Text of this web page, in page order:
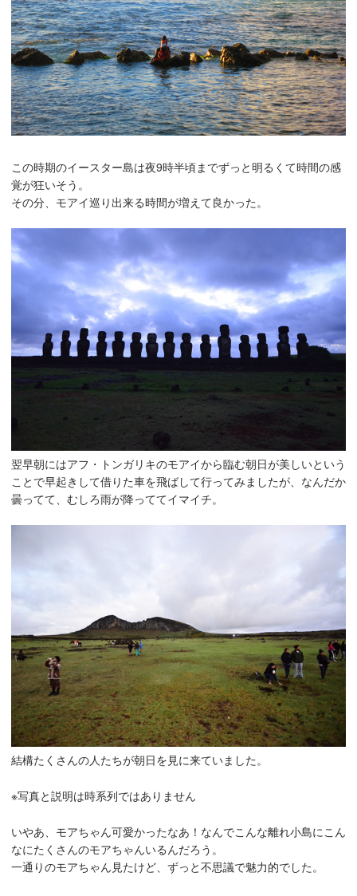
この時期のイースター島は夜9時半頃までずっと明るくて時間の感
覚が狂いそう。
その分、モアイ巡り出来る時間が増えて良かった。
翌早朝にはアフ・トンガリキのモアイから臨む朝日が美しいという
ことで早起きして借りた車を飛ばして行ってみましたが、なんだか
曇ってて、むしろ雨が降っててイマイチ。
結構たくさんの人たちが朝日を見に来ていました。
※写真と説明は時系列ではありません
いやあ、モアちゃん可愛かったなあ！なんでこんな離れ小島にこん
なにたくさんのモアちゃんいるんだろう。
一通りのモアちゃん見たけど、ずっと不思議で魅力的でした。